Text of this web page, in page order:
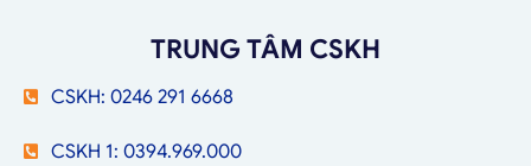
TRUNG TÂM CSKH
CSKH: 0246 291 6668
CSKH 1: 0394.969.000